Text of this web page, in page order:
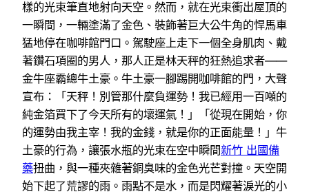
樣的光束筆直地射向天空。然而，就在光束衝出屋頂的
一瞬間，一輛塗滿了金色、裝飾著巨大公牛角的悍馬車
猛地停在咖啡館門口。駕駛座上走下一個全身肌肉、戴
著鑽石項圈的男人，那人正是林天秤的狂熱追求者——
金牛座霸總牛土豪。牛土豪一腳踢開咖啡館的門，大聲
宣布：「天秤！別管那什麼負運勢！我已經用一百噸的
純金箔買下了今天所有的壞運氣！」「從現在開始，你
的運勢由我主宰！我的金錢，就是你的正面能量！」牛
土豪的行為，讓張水瓶的光束在空中瞬間新竹 出國備
藥扭曲，與一種夾雜著銅臭味的金色光芒對撞。天空開
始下起了荒謬的雨。雨點不是水，而是閃耀著淚光的小